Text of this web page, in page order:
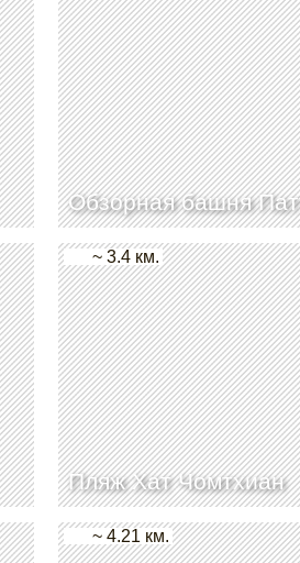
Обзорная башня
Пляж Хат Чомтхиан
~ 3.4 км.
~ 4.21 км.